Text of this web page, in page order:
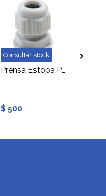
Consultar stock
Prensa Estopa PG-9, 4 a 8 mm
$ 500